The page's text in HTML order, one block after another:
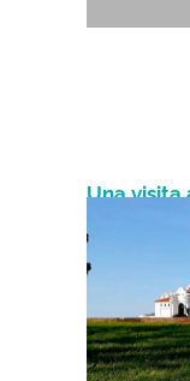
Una visita